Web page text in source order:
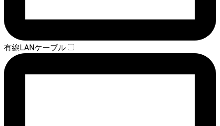
有線LANケーブル